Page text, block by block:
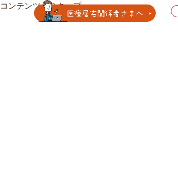
コンテンツへスキップ